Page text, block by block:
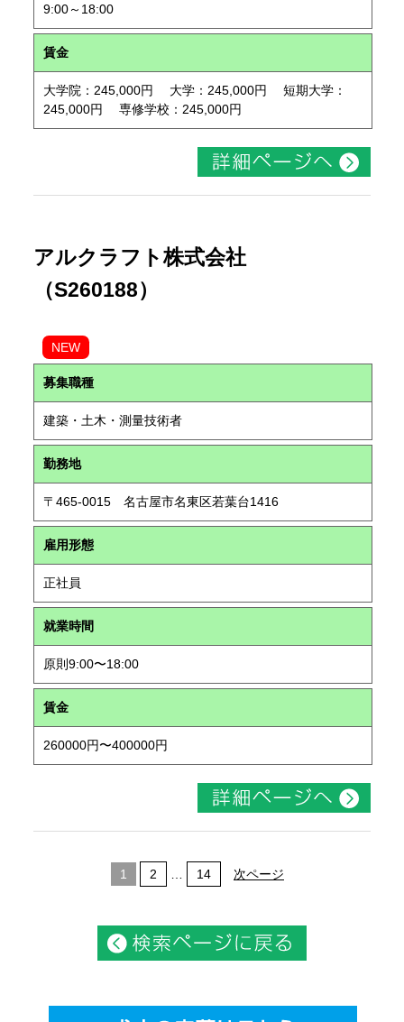
9:00～18:00
賃金
大学院：245,000円 大学：245,000円 短期大学：
245,000円 専修学校：245,000円
アルクラフト株式会社
（S260188）
NEW
募集職種
建築・土木・測量技術者
勤務地
〒465-0015 名古屋市名東区若葉台1416
雇用形態
正社員
就業時間
原則9:00〜18:00
賃金
260000円〜400000円
1 2 14 次ページ